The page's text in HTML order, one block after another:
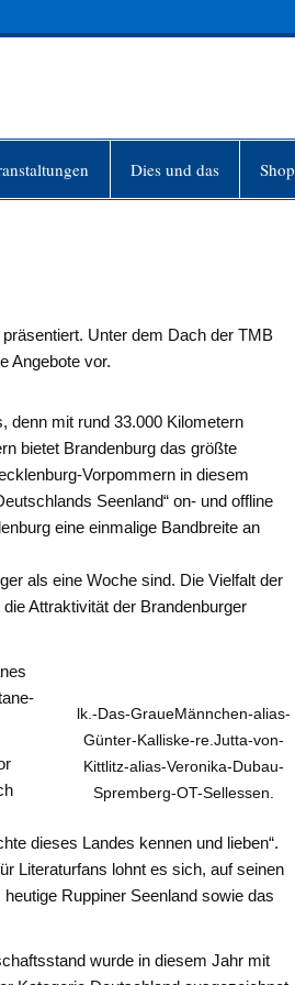
Dies und das Shop
Unter dem Dach der TMB
Angebote vor.
denn mit rund 33.000 Kilometern
bietet Brandenburg das größte
Vorpommern in diesem
Seenland“ on- und offline
eine einmalige Bandbreite an
als eine Woche sind. Die Vielfalt der
Attraktivität der Brandenburger
lk.-Das-GraueMännchen-alias-
Günter-Kalliske-re.Jutta-von-
Kittlitz-alias-Veronika-Dubau-
Spremberg-OT-Sellessen.
dieses Landes kennen und lieben“.
Literaturfans lohnt es sich, auf seinen
Ruppiner Seenland sowie das
wurde in diesem Jahr mit